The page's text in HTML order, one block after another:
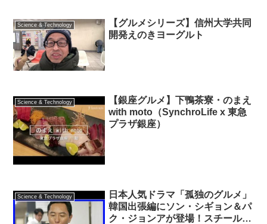
Science & Technology
【グルメシリーズ】信州大学共同
開発えのきヨーグルト
Science & Technology
【銀座グルメ】下鴨茶寮・のまえ
with moto（SynchroLife x 東急
プラザ銀座）
Science & Technology
日本人気ドラマ「孤独のグルメ」
韓国出張編にソン・シギョン＆パ
ク・ジョンアが登場！スチールカ